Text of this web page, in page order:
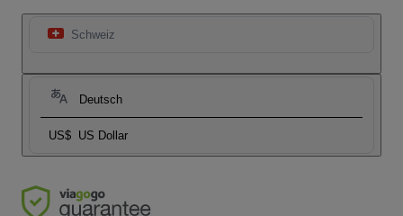
Schweiz
Deutsch
US$ US Dollar